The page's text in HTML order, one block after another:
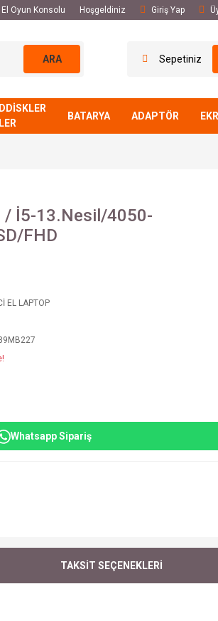
El Oyun Konsolu Hoşgeldiniz Giriş Yap
ARA Sepetiniz
BATARYA ADAPTÖR
/ İ5-13.Nesil/4050-
FHD
EL LAPTOP
Whatsapp Sipariş
TAKSİT SEÇENEKLERİ